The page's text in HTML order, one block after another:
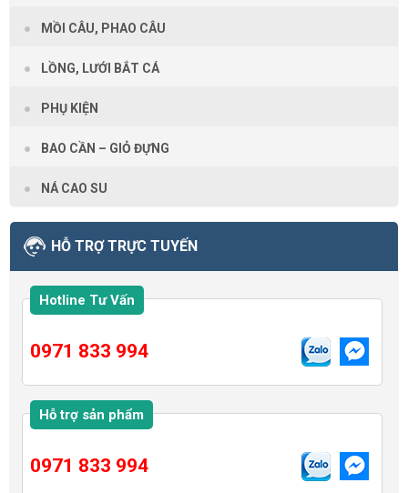
MỒI CÂU, PHAO CÂU
LỒNG, LƯỚI BẮT CÁ
PHỤ KIỆN
BAO CẦN – GIỎ ĐỰNG
NÁ CAO SU
HỖ TRỢ TRỰC TUYẾN
Hotline Tư Vấn
0971 833 994
Hỗ trợ sản phẩm
0971 833 994